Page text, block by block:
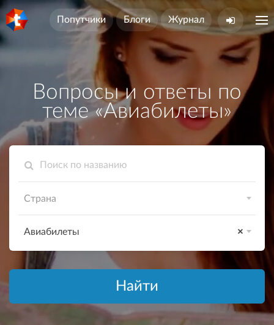
Попутчики Блоги Журнал
Вопросы и ответы по
теме «Авиабилеты»
Страна
×
Авиабилеты
Найти